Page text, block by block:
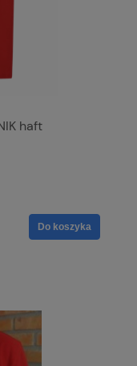
haft
Do koszyka